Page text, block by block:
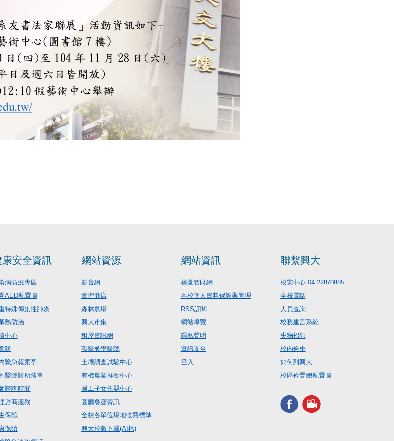
康安全資訊
病防疫專區
AED配置圖
特殊傳染性肺炎
熱防治
中心
隊
緊急報案亭
醫院診所清單
諮詢時間
諮商服務
保險
保險
網站資源
影音網
實習商店
森林農場
興大市集
租屋資訊網
獸醫教學醫院
土壤調查試驗中心
有機農業推動中心
員工子女托嬰中心
圓廳餐廳資訊
全校各單位場地收費標準
興大校徽下載(AI檔)
網站資訊
校園智財網
本校個人資料保護與管理
RSS訂閱
網站導覽
隱私聲明
資訊安全
登入
聯繫興大
校安中心 04-22870885
全校電話
人員查詢
校務建言系統
失物招領
校內停車
如何到興大
校區位置總配置圖